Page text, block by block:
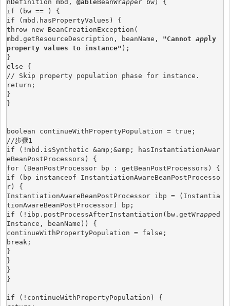
nDefinition mbd, @ableBeanWrapper bw) {
if (bw == ) {
if (mbd.hasPropertyValues) {
throw new BeanCreationException(
mbd.getResourceDescription, beanName, "Cannot apply
property values to instance" );
}
else {
// Skip property population phase for instance.
return;
}
}
boolean continueWithPropertyPopulation = true;
//步骤1
if (!mbd.isSynthetic &amp;&amp; hasInstantiationAwar
eBeanPostProcessors) {
for (BeanPostProcessor bp : getBeanPostProcessors) {
if (bp instanceof InstantiationAwareBeanPostProcesso
r) {
InstantiationAwareBeanPostProcessor ibp = (Instantia
tionAwareBeanPostProcessor) bp;
if (!ibp.postProcessAfterInstantiation(bw.getWrapped
Instance, beanName)) {
continueWithPropertyPopulation = false;
break;
}
}
}
}
if (!continueWithPropertyPopulation) {